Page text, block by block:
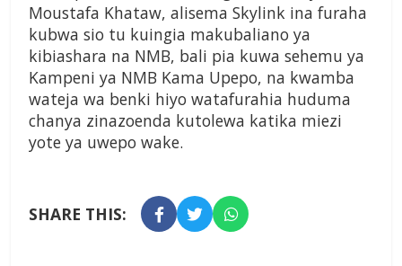
Moustafa Khataw, alisema Skylink ina furaha
kubwa sio tu kuingia makubaliano ya
kibiashara na NMB, bali pia kuwa sehemu ya
Kampeni ya NMB Kama Upepo, na kwamba
wateja wa benki hiyo watafurahia huduma
chanya zinazoenda kutolewa katika miezi
yote ya uwepo wake.
SHARE THIS: